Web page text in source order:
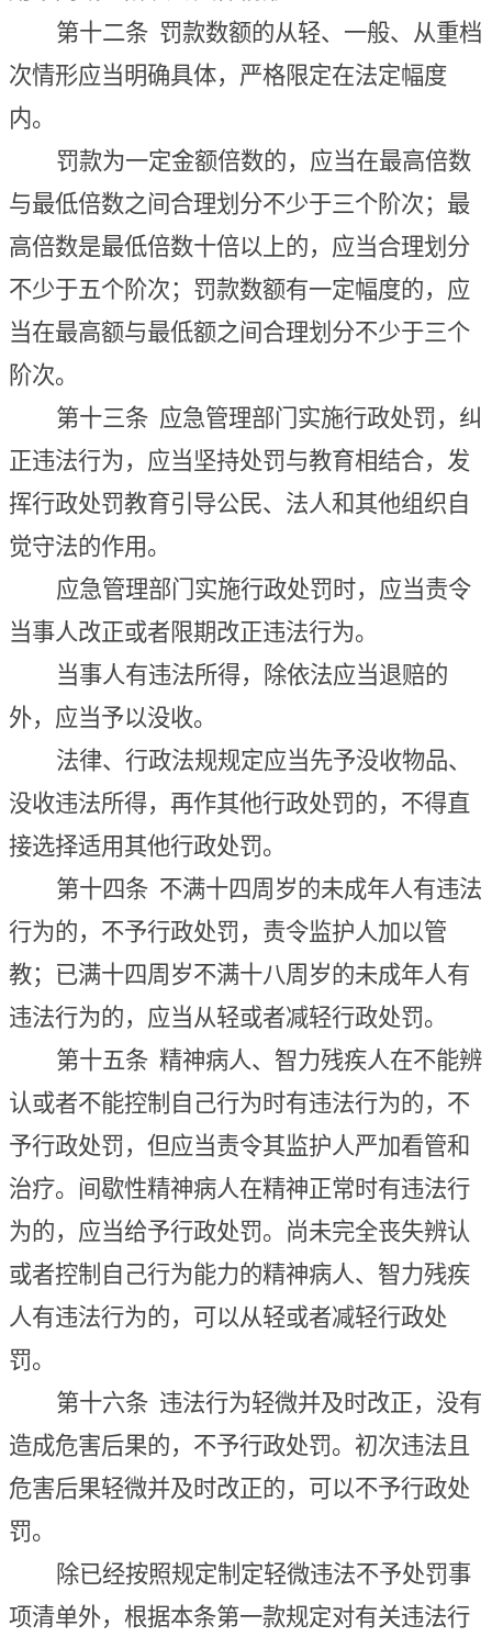
第十二条罚款数额的从轻、一般、从重档
次情形应当明确具体，严格限定在法定幅度
内。
罚款为一定金额倍数的，应当在最高倍数
与最低倍数之间合理划分不少于三个阶次；最
高倍数是最低倍数十倍以上的，应当合理划分
不少于五个阶次；罚款数额有一定幅度的，应
当在最高额与最低额之间合理划分不少于三个
阶次。
第十三条应急管理部门实施行政处罚，纠
正违法行为，应当坚持处罚与教育相结合，发
挥行政处罚教育引导公民、法人和其他组织自
觉守法的作用。
应急管理部门实施行政处罚时，应当责令
当事人改正或者限期改正违法行为。
当事人有违法所得，除依法应当退赔的
外，应当予以没收。
法律、 行政法规规定应当先予没收物品、
没收违法所得，再作其他行政处罚的，不得直
接选择适用其他行政处罚。
第十四条不满十四周岁的未成年人有违法
行为的，不予行政处罚，责令监护人加以管
教；已满十四周岁不满十八周岁的未成年人有
违法行为的，应当从轻或者减轻行政处罚。
第十五条精神病人、智力残疾人在不能辨
认或者不能控制自己行为时有违法行为的， 不
予行政处罚， 但应当责令其监护人严加看管和
治疗。间歇性精神病人在精神正常时有违法行
为的，应当给予行政处罚。尚未完全丧失辨认
或者控制自己行为能力的精神病人、智力残疾
人有违法行为的，可以从轻或者减轻行政处
罚。
第十六条违法行为轻微并及时改正，没有
造成危害后果的，不予行政处罚。初次违法且
危害后果轻微并及时改正的，可以不予行政处
罚。
除已经按照规定制定轻微违法不予处罚事
项清单外，根据本条第一款规定对有关违法行